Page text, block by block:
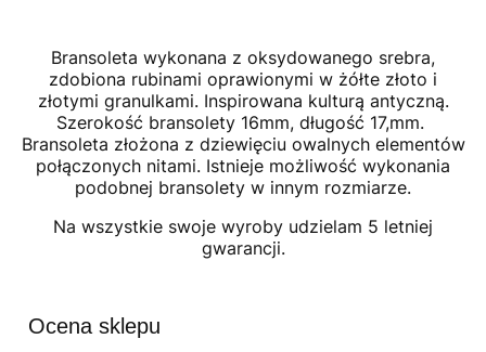
Bransoleta wykonana z oksydowanego srebra,
zdobiona rubinami oprawionymi w żółte złoto i
złotymi granulkami. Inspirowana kulturą antyczną.
Szerokość bransolety 16mm, długość 17,mm.
Bransoleta złożona z dziewięciu owalnych elementów
połączonych nitami. Istnieje możliwość wykonania
podobnej bransolety w innym rozmiarze.
Na wszystkie swoje wyroby udzielam 5 letniej
gwarancji.
Ocena sklepu